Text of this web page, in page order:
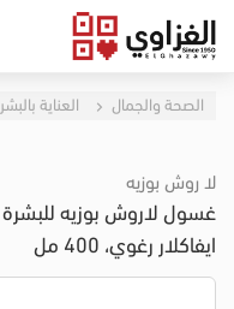
الصحة والجمال العناية
لا روش بوزيه
غسول لاروش بوزيه
ايفاكلار رغوي، 400 مل